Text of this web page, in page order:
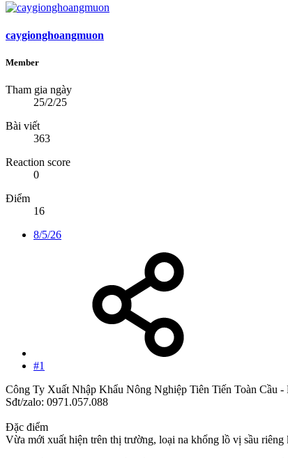
caygionghoangmuon
Member
Tham gia ngày
25/2/25
Bài viết
363
Reaction score
0
Điểm
16
8/5/26
#1
Công Ty Xuất Nhập Khẩu Nông Nghiệp Tiên Tiến Toàn Cầu -
Sđt/zalo: 0971.057.088
Đặc điểm
Vừa mới xuất hiện trên thị trường, loại na khổng lồ vị sầu